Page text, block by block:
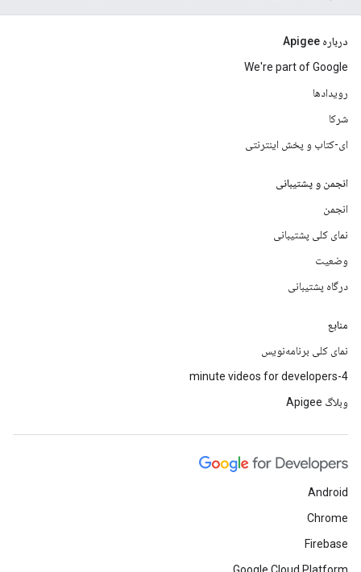
درباره Apigee
We're part of Google
رویدادها
شرکا
ای-کتاب و پخش اینترنتی
انجمن و پشتیبانی
انجمن
نمای کلی پشتیبانی
وضعیت
درگاه پشتیبانی
منابع
نمای کلی برنامه‌نویس
4-minute videos for developers
وبلاگ Apigee
Android
Chrome
Firebase